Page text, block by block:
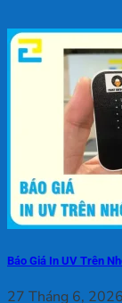
Báo Giá In UV Trên
27 Tháng 6, 2026